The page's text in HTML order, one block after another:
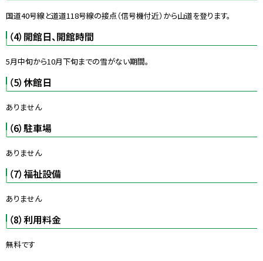
国道40号線と道道118号線の接点（信号機付近）から山道を登ります。
（4）開館日、開館時間
5月中旬から10月下旬までの雪がない期間。
（5）休館日
ありません
（6）駐車場
ありません
（7）福祉設備
ありません
（8）利用料金
無料です